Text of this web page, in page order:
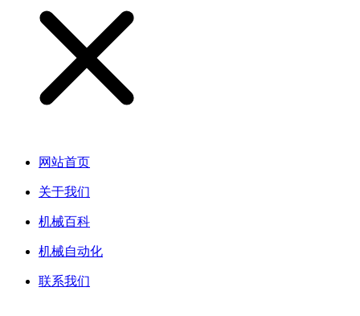
网站首页
关于我们
机械百科
机械自动化
联系我们